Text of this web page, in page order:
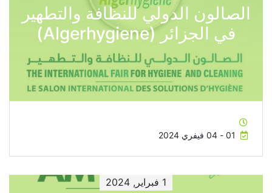
الصالون الدولي للنظافة والتطهير
في الجزائر (Algerhygiene)
1 فبراير, 2024